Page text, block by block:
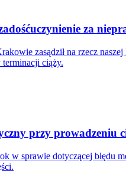
za
zasądził na rzecz
terminacji ciąży.
przy prowadzeniu
w sprawie dotyczącej